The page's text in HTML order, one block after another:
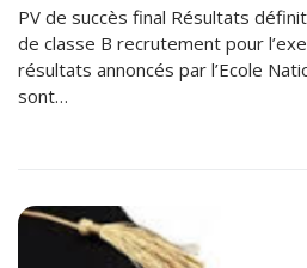
PV de succès final Résultats
de classe B recrutement pour
résultats annoncés par l’Ecole
sont…